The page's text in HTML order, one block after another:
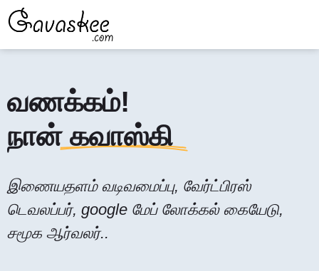
வணக்கம்!
நான் கவாஸ்கி
இணையதளம் வடிவமைப்பு, வேர்ட்பிரஸ்
டெவலப்பர், google மேப் லோக்கல் கையேடு,
சமூக ஆர்வலர்..